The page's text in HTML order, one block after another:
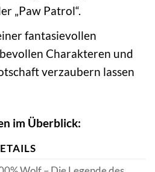
„Paw Patrol“.
fantasievollen
Charakteren und
verzaubern lassen
im Überblick: